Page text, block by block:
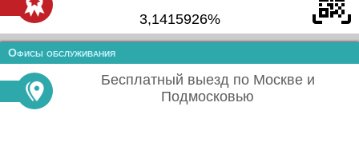
3,1415926%
Офисы обслуживания
Бесплатный выезд по Москве и
Подмосковью